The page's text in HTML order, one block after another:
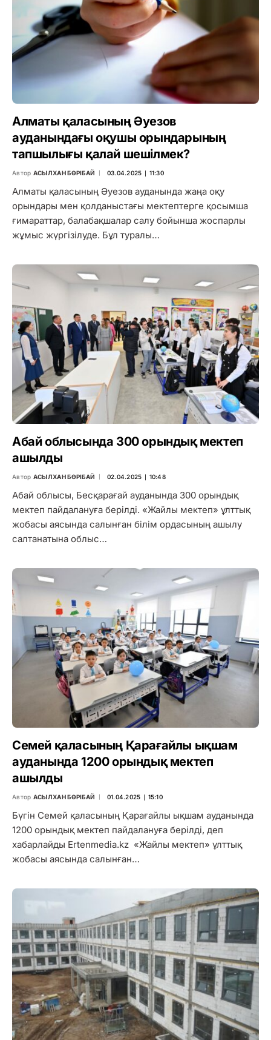
Алматы қаласының Әуезов
ауданындағы оқушы орындарының
тапшылығы қалай шешілмек?
Автор АСЫЛХАН БӨРІБАЙ 03.04.2025 ∣ 11:30
Алматы қаласының Әуезов ауданында жаңа оқу
орындары мен қолданыстағы мектептерге қосымша
ғимараттар, балабақшалар салу бойынша жоспарлы
жұмыс жүргізілуде. Бұл туралы…
Абай облысында 300 орындық мектеп
ашылды
Автор АСЫЛХАН БӨРІБАЙ 02.04.2025 ∣ 10:48
Абай облысы, Бесқарағай ауданында 300 орындық
мектеп пайдалануға берілді. «Жайлы мектеп» ұлттық
жобасы аясында салынған білім ордасының ашылу
салтанатына облыс…
Семей қаласының Қарағайлы ықшам
ауданында 1200 орындық мектеп
ашылды
Автор АСЫЛХАН БӨРІБАЙ 01.04.2025 ∣ 15:10
Бүгін Семей қаласының Қарағайлы ықшам ауданында
1200 орындық мектеп пайдалануға берілді, деп
хабарлайды Ertenmedia.kz «Жайлы мектеп» ұлттық
жобасы аясында салынған…